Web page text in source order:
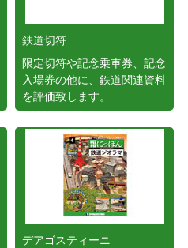
鉄道切符
限定切符や記念乗車券、記念
入場券の他に、鉄道関連資料
を評価致します。
デアゴスティーニ